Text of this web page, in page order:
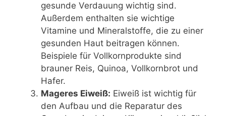
gesunde Verdauung wichtig sind.
Außerdem enthalten sie wichtige
Vitamine und Mineralstoffe, die zu einer
gesunden Haut beitragen können.
Beispiele für Vollkornprodukte sind
brauner Reis, Quinoa, Vollkornbrot und
Hafer.
Mageres Eiweiß: Eiweiß ist wichtig für
den Aufbau und die Reparatur des